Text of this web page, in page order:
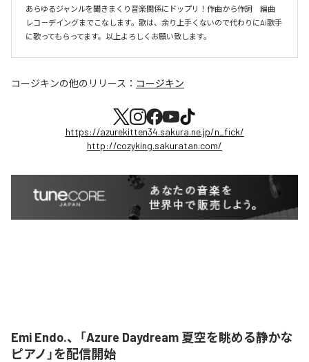
あらゆるジャンルを聞きまくり音楽関係にドップリ！作曲から作詞　編曲
レコ－デイングまでこなします。歌は、余り上手くないので代わりにAi歌手
に歌ってもらってます。以上よろしくお願い致します。
コージキンの他のリリース： コージキン
https://azurekitten34.sakura.ne.jp/n_fick/
http://cozyking.sakuratan.com/
Emi Endo.、「Azure Daydream 夏空を眺める静かな
ピアノ」を配信開始